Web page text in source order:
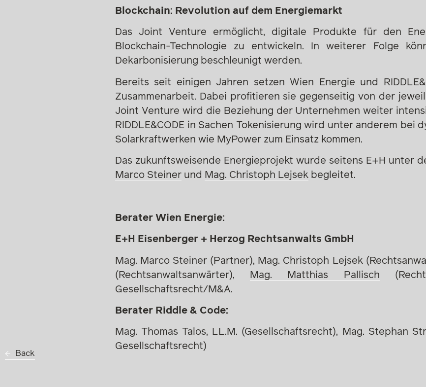
Back
Blockchain: Revolution auf dem Energiemarkt
Das Joint Venture ermöglicht, digitale Produkte für den
Blockchain-Technologie zu entwickeln. In weiterer Folge
Dekarbonisierung beschleunigt werden.
Bereits seit einigen Jahren setzen Wien Energie und
Zusammenarbeit. Dabei profitieren sie gegenseitig von der
Joint Venture wird die Beziehung der Unternehmen weiter
RIDDLE&CODE in Sachen Tokenisierung wird unter anderem bei
Solarkraftwerken wie MyPower zum Einsatz kommen.
Das zukunftsweisende Energieprojekt wurde seitens E+H unter
Marco Steinerund Mag. Christoph Lejsek begleitet.
Berater Wien Energie:
E+H Eisenberger + Herzog Rechtsanwalts GmbH
Mag. Marco Steiner (Partner), Mag. Christoph Lejsek
(Rechtsanwaltsanwärter),
Mag. Matthias Pallisch
Gesellschaftsrecht/M&A.
Berater Riddle & Code:
Mag. Thomas Talos, LL.M. (Gesellschaftsrecht), Mag. Stephan
Gesellschaftsrecht)